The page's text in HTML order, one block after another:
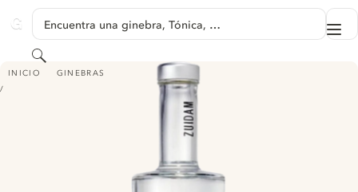
GINVENTORY
Encuentra una ginebra, Tónica, …
Buscar
INICIO GINEBRAS
ZUIDAM DRY GIN